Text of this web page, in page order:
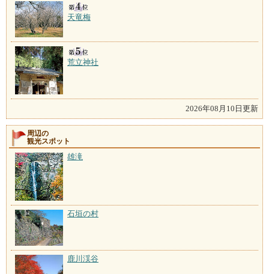
天竜梅
荒立神社
2026年08月10日更新
周辺の
観光スポット
雄滝
石垣の村
鹿川渓谷